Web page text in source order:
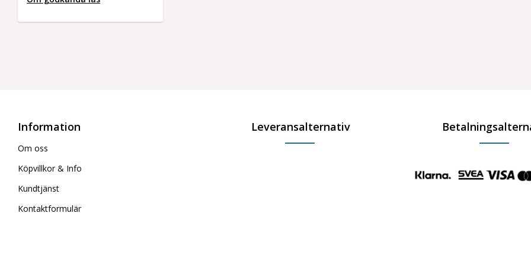
Information
Om oss
Köpvillkor & Info
Kundtjänst
Kontaktformulär
Leveransalternativ